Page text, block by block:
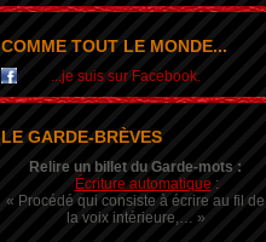
COMME TOUT LE MONDE...
...je suis sur Facebook.
LE GARDE-BRÈVES
Relire un billet du Garde-mots :
Écriture automatique :
« Procédé qui consiste à écrire au fil de
la voix intérieure,… »